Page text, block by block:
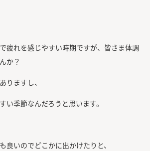
疲れを感じやすい時期ですが、皆さま体調
か？
りますし、
い季節なんだろうと思います。
良いのでどこかに出かけたりと、